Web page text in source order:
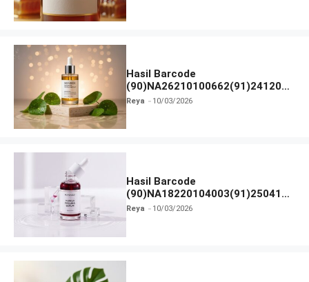
Hasil Barcode
(90)NA26210100662(91)241203
dan Izin BPOM
Reya 10/03/2026
Hasil Barcode
(90)NA18220104003(91)250418
dan Izin BPOM
Reya 10/03/2026